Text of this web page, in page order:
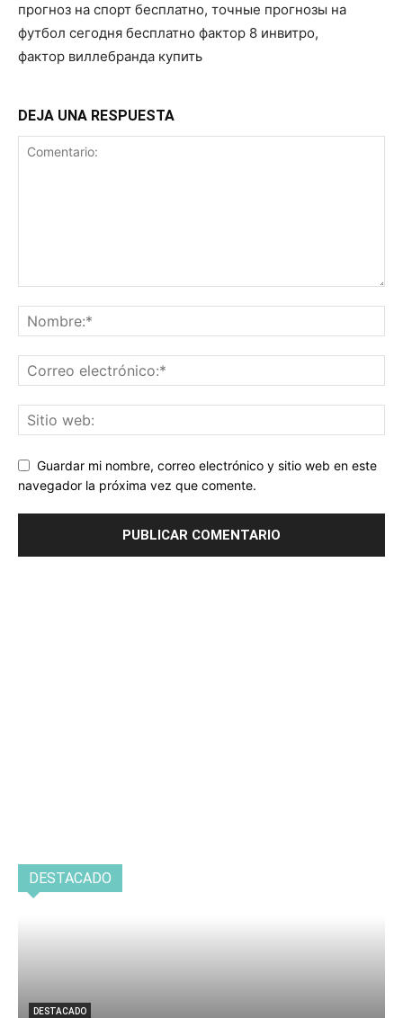
прогноз на спорт бесплатно, точные прогнозы на
футбол сегодня бесплатно фактор 8 инвитро,
фактор виллебранда купить
DEJA UNA RESPUESTA
Guardar mi nombre, correo electrónico y sitio web en este
navegador la próxima vez que comente.
DESTACADO
DESTACADO